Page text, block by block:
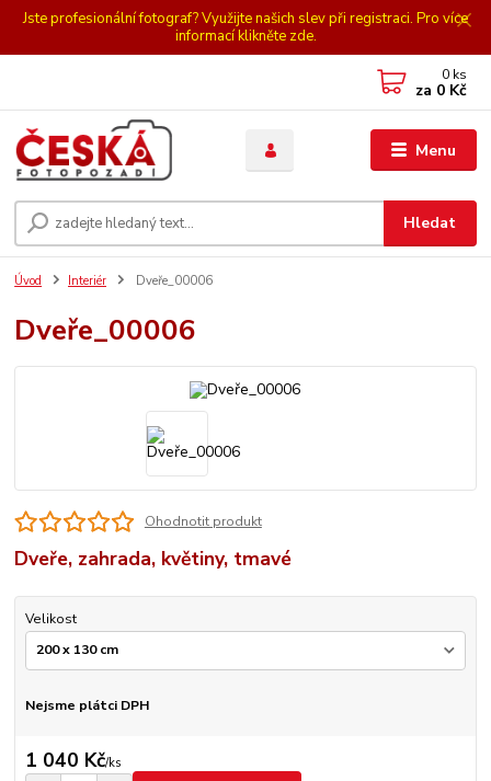
Jste profesionální fotograf? Využijte našich slev při registraci. Pro více
informací klikněte zde.
Menu
Hledat
0 ks
za 0 Kč
Úvod Interiér Dveře_00006
Dveře_00006
Ohodnotit produkt
Dveře, zahrada, květiny, tmavé
Velikost
Nejsme plátci DPH
1 040 Kč/ks